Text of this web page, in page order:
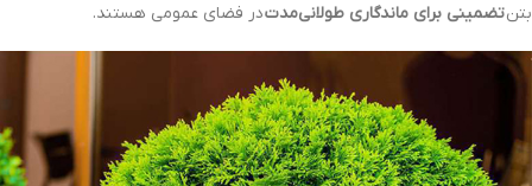
بتنتضمینی برای ماندگاری طولانی‌مدتدر فضای عمومی هستند.